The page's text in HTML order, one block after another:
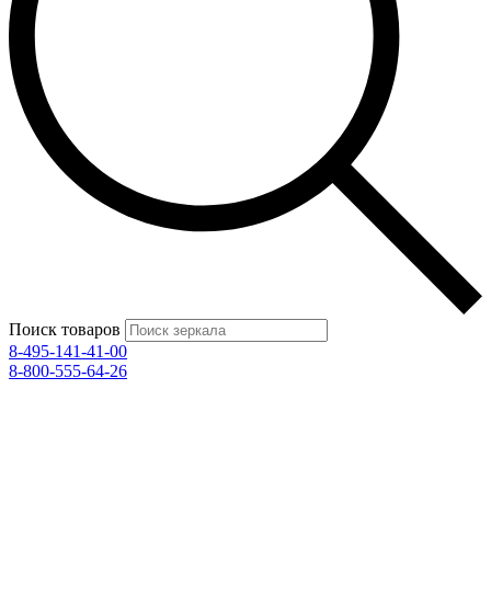
Поиск товаров
8-495-141-41-00
8-800-555-64-26